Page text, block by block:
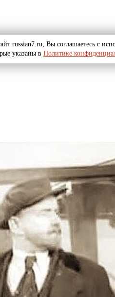
russian7.ru, Вы соглашаетесь с
указаны в Политике